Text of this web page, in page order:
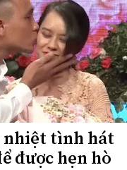
nhiệt tình hát
được hẹn hò